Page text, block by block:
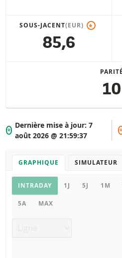
SOUS-JACENT(EUR) *
85,6
PARITÉ
10
*
Dernière mise à jour:7
août 2026 @ 21:59:37
GRAPHIQUE SIMULATEUR
Graphique
INTRADAY 1J 5J 1M
5A MAX